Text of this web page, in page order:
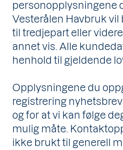
personopplysningene
Vesterålen Havbruk
til tredjepart eller
annet vis. Alle
henhold til gjeldende
Opplysningene du
registrering
og for at vi kan følge
mulig måte.
ikke brukt til generell